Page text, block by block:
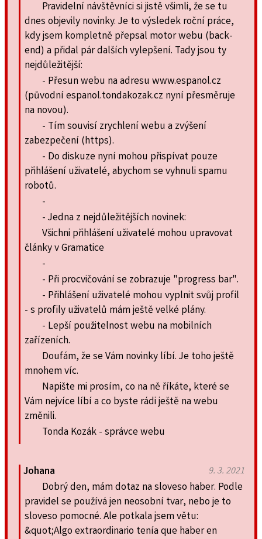
Pravidelní návštěvníci si jistě všimli, že se tu
dnes objevily novinky. Je to výsledek roční práce,
kdy jsem kompletně přepsal motor webu (back-
end) a přidal pár dalších vylepšení. Tady jsou ty
nejdůležitější:
- Přesun webu na adresu www.espanol.cz
(původní espanol.tondakozak.cz nyní přesměruje
na novou).
- Tím souvisí zrychlení webu a zvýšení
zabezpečení (https).
- Do diskuze nyní mohou přispívat pouze
přihlášení uživatelé, abychom se vyhnuli spamu
robotů.
-
- Jedna z nejdůležitějších novinek:
Všichni přihlášení uživatelé mohou upravovat
články v Gramatice
-
- Při procvičování se zobrazuje "progress bar".
- Přihlášení uživatelé mohou vyplnit svůj profil
- s profily uživatelů mám ještě velké plány.
- Lepší použitelnost webu na mobilních
zařízeních.
Doufám, že se Vám novinky líbí. Je toho ještě
mnohem víc.
Napište mi prosím, co na ně říkáte, které se
Vám nejvíce líbí a co byste rádi ještě na webu
změnili.
Tonda Kozák - správce webu
Johana 9. 3. 2021
Dobrý den, mám dotaz na sloveso haber. Podle
pravidel se používá jen neosobní tvar, nebo je to
sloveso pomocné. Ale potkala jsem větu:
&quot;Algo extraordinario tenía que haber en